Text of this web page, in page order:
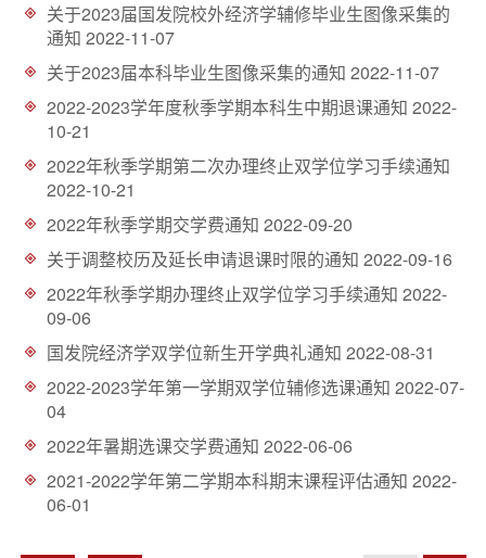
关于2023届国发院校外经济学辅修毕业生图像采集的
通知 2022-11-07
关于2023届本科毕业生图像采集的通知 2022-11-07
2022-2023学年度秋季学期本科生中期退课通知 2022-
10-21
2022年秋季学期第二次办理终止双学位学习手续通知
2022-10-21
2022年秋季学期交学费通知 2022-09-20
关于调整校历及延长申请退课时限的通知 2022-09-16
2022年秋季学期办理终止双学位学习手续通知 2022-
09-06
国发院经济学双学位新生开学典礼通知 2022-08-31
2022-2023学年第一学期双学位辅修选课通知 2022-07-
04
2022年暑期选课交学费通知 2022-06-06
2021-2022学年第二学期本科期末课程评估通知 2022-
06-01